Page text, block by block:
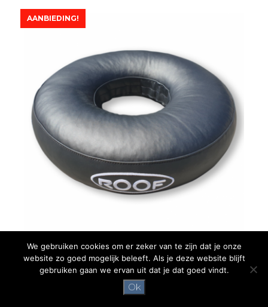
AANBIEDING!
€27,95Oorspronkelijke
prijs
€23,00Huidige
prijs
€23,00.
Gespreid betalen
We gebruiken cookies om er zeker van te zijn dat je onze
website zo goed mogelijk beleeft. Als je deze website blijft
gebruiken gaan we ervan uit dat je dat goed vindt.
Ok